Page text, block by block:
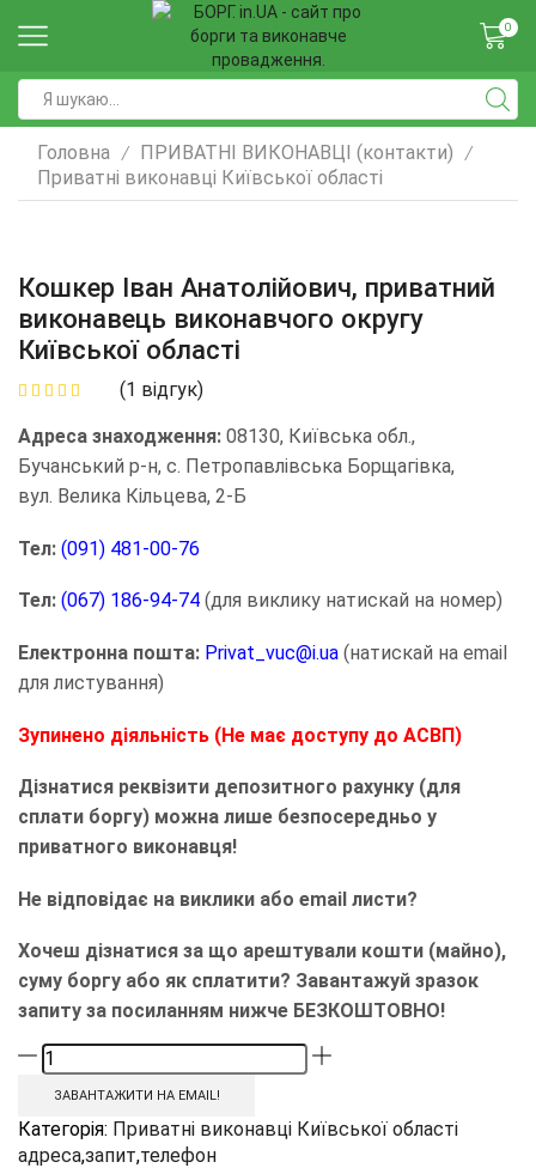
0
Головна / ПРИВАТНІ ВИКОНАВЦІ (контакти) /
Приватні виконавці Київської області
Кошкер Іван Анатолійович, приватний
виконавець виконавчого округу
Київської області
(1 відгук)
Адреса знаходження: 08130, Київська обл.,
Бучанський р-н, с. Петропавлівська Борщагівка,
вул. Велика Кільцева, 2-Б
Тел: (091) 481-00-76
Тел: (067) 186-94-74 (для виклику натискай на номер)
Електронна пошта: Privat_vuc@i.ua (натискай на email
для листування)
Зупинено діяльність (Не має доступу до АСВП)
Дізнатися реквізити депозитного рахунку (для
сплати боргу) можна лише безпосередньо у
приватного виконавця!
Не відповідає на виклики або email листи?
Хочеш дізнатися за що арештували кошти (майно),
суму боргу або як сплатити? Завантажуй зразок
запиту за посиланням нижче БЕЗКОШТОВНО!
ЗАВАНТАЖИТИ НА EMAIL!
Категорія: Приватні виконавці Київської області
адреса,запит,телефон